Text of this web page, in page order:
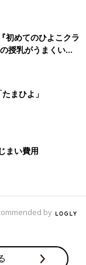
初めてのひよこクラ
授乳がうまくい
のトラブル 解決テ
まひよ」
まい費用
by